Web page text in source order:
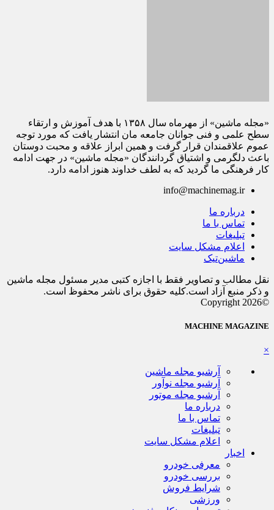
«مجله ماشین» از مهرماه سال ۱۳۵۸ با هدف آموزش و ارتقاء
سطح علمی و فنی جوانان جامعه مان انتشار یافت که مورد توجه
عموم علاقمندان قرار گرفت و همین ابراز علاقه و محبت دوستان
باعث دلگرمی و اشتیاق گردانندگان «مجله ماشین» در جهت ادامه
کار فرهنگی ما گردید که به لطف خداوند هنوز ادامه دارد.
info@machinemag.ir
درباره ما
تماس با ما
تبلیغات
اعلام مشکل سایت
ماشین‌تیک
نقل مطالب و تصاویر فقط با اجازه کتبی مدیر مسئول مجله ماشین
و ذکر منبع آزاد است.کلیه حقوق برای ناشر محفوظ است.
©Copyright 2026
MACHINE MAGAZINE
×
آرشیو مجله ماشین
آرشیو مجله نوآور
آرشیو مجله موتور
درباره ما
تماس با ما
تبلیغات
اعلام مشکل سایت
اخبار
معرفی خودرو
بررسی خودرو
شرایط فروش
ورزشی